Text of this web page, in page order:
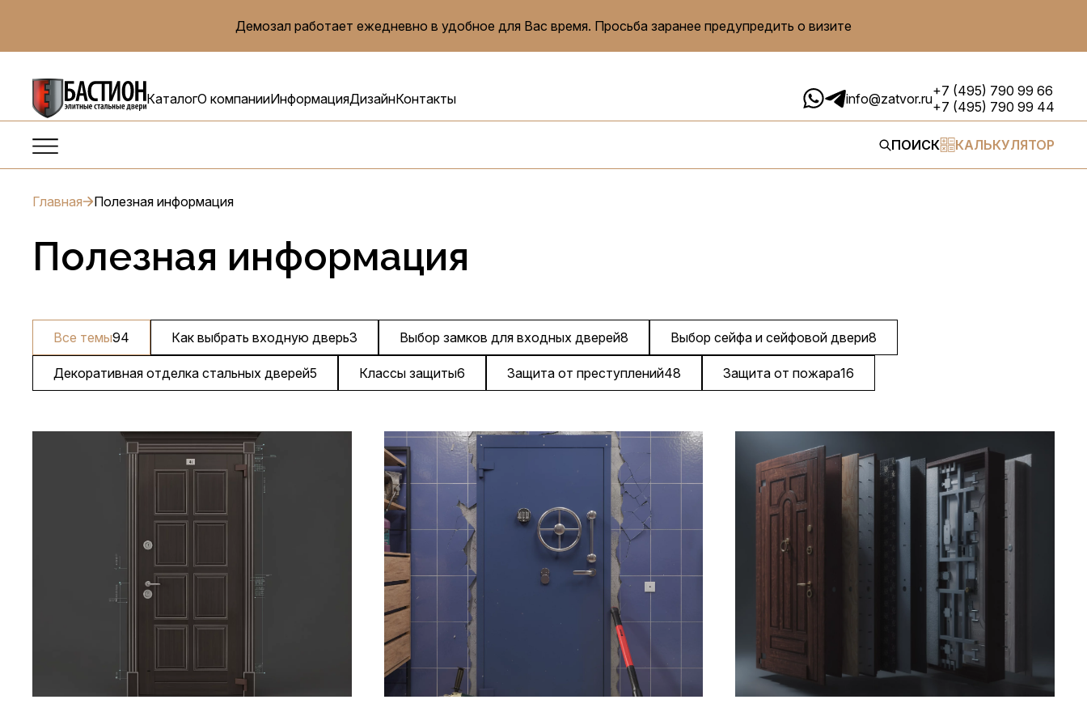
Демозал работает ежедневно в удобное для Вас время. Просьба заранее предупредить о визите
КаталогО компанииИнформацияДизайнКонтакты info@zatvor.ru+7 (495) 790 99 66
+7 (495) 790 99 44
ПОИСК КАЛЬКУЛЯТОР
Главная Полезная информация
Полезная информация
Все темы94 Как выбрать входную дверь3 Выбор замков для входных дверей8 Выбор сейфа и сейфовой двери8
Декоративная отделка стальных дверей5 Классы защиты6 Защита от преступлений48 Защита от пожара16